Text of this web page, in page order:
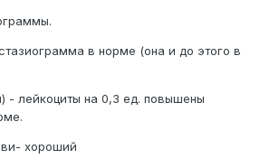
в норме (она и до этого в
- лейкоциты на 0,3 ед. повышены
хороший